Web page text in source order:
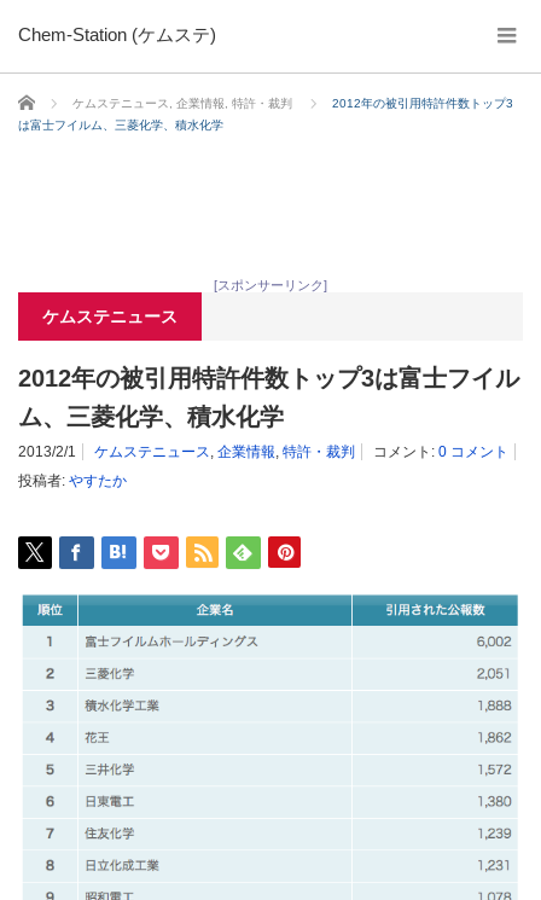
Chem-Station (ケムステ)
ホーム ケムステニュース 企業情報 特許・裁判
2012年の被引用特許件数トップ3
は富士フイルム、三菱化学、積水化学
[スポンサーリンク]
ケムステニュース
2012年の被引用特許件数トップ3は富士フイル
ム、三菱化学、積水化学
2013/2/1 ケムステニュース, 企業情報, 特許・裁判 コメント: 0 コメント
投稿者: やすたか